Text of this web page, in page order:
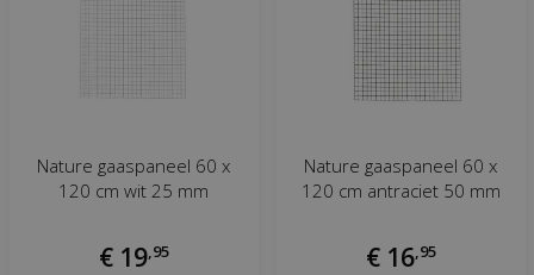
Nature gaaspaneel 60 x
120 cm wit 25 mm
€ 19, 95
Nature gaaspaneel 60 x
120 cm antraciet 50 mm
€ 16 95